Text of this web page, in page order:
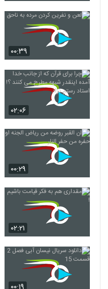
۰۰:۳۹
۰۲:۰۶
۰۰:۲۹
۰۲:۲۱